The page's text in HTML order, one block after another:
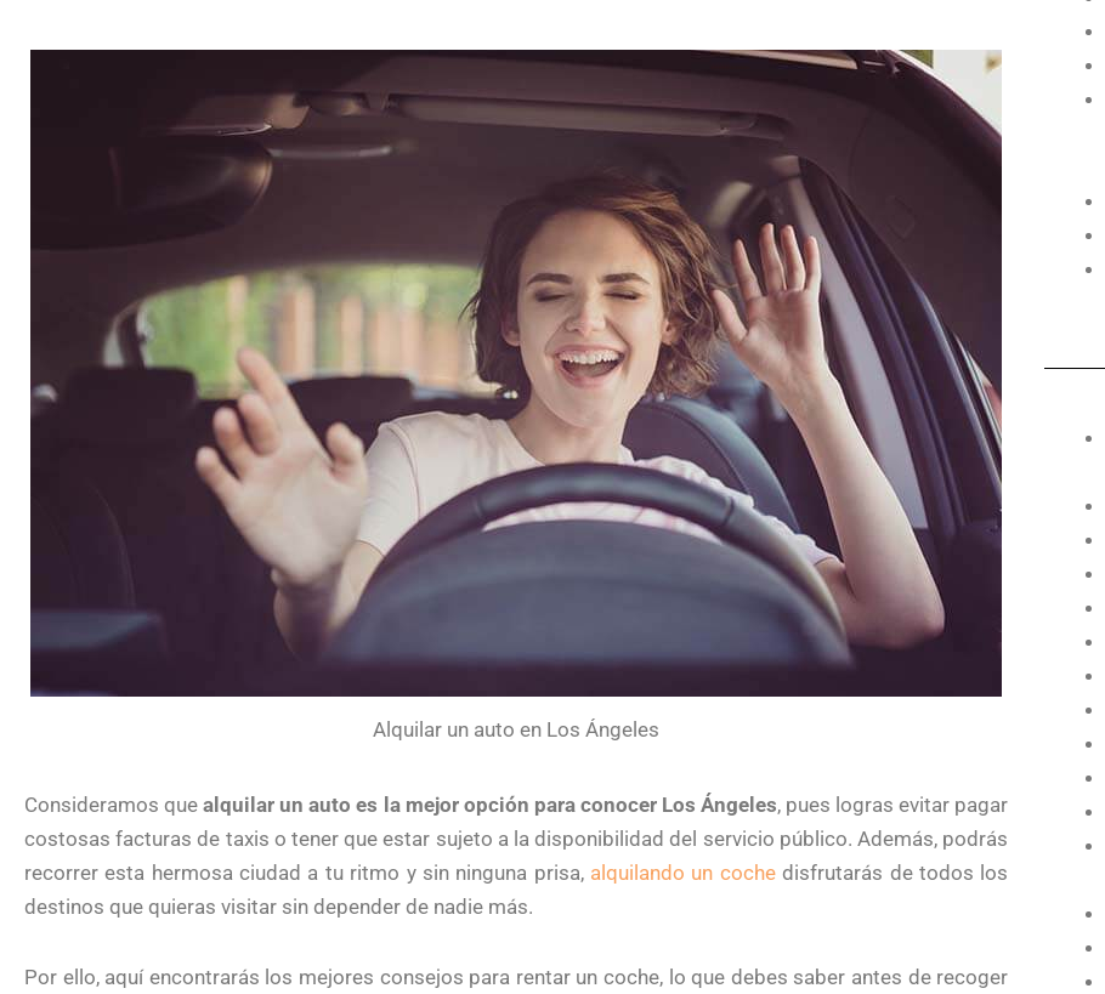
Alquilar un auto en Los Ángeles
Consideramos que alquilar un auto es la mejor opción para conocer Los Ángeles, pues logras evitar pagar
costosas facturas de taxis o tener que estar sujeto a la disponibilidad del servicio público. Además, podrás
recorrer esta hermosa ciudad a tu ritmo y sin ninguna prisa, alquilando un cochedisfrutarás de todos los
destinos que quieras visitar sin depender de nadie más.
Por ello, aquí encontrarás los mejores consejos para rentar un coche, lo que debes saber antes de recoger